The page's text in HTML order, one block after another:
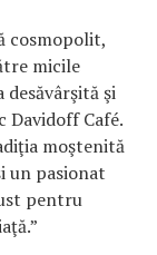
cosmopolit,
micile
şi
Café.
moştenită
un pasionat
pentru